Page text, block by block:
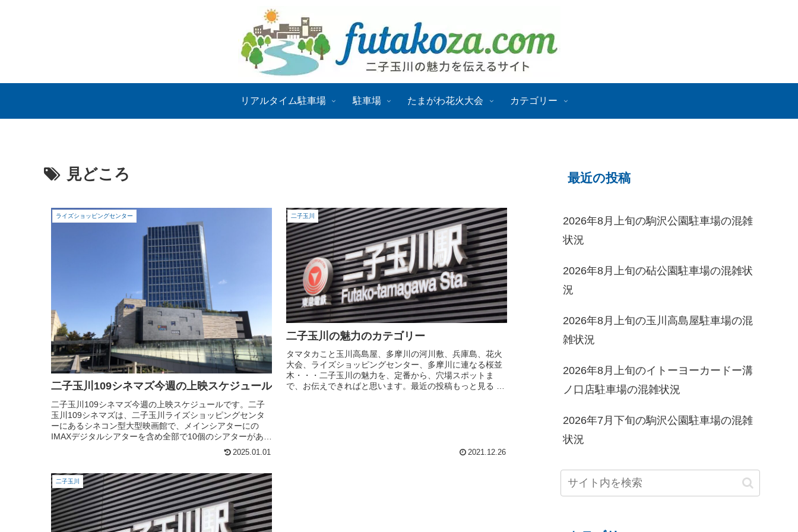
リアルタイム駐車場 駐車場 たまがわ花火大会 カテゴリー
見どころ
ライズショッピングセンター
二子玉川109シネマズ今週の上映スケジュール
二子玉川109シネマズ今週の上映スケジュールです。二子
玉川109シネマズは、二子玉川ライズショッピングセンタ
ーにあるシネコン型大型映画館で、メインシアターにの
IMAXデジタルシアターを含め全部で10個のシアターがあり
2025.01.01
二子玉川
二子玉川の魅力のカテゴリー
タマタカこと玉川高島屋、多摩川の河川敷、兵庫島、花火
大会、ライズショッピングセンター、多摩川に連なる桜並
木・・・二子玉川の魅力を、定番から、穴場スポットま
で、お伝えできればと思います。最近の投稿もっと見る 二
2021.12.26
二子玉川
最近の投稿
2026年8月上旬の駒沢公園駐車場の混雑
状況
2026年8月上旬の砧公園駐車場の混雑状
況
2026年8月上旬の玉川高島屋駐車場の混
雑状況
2026年8月上旬のイトーヨーカードー溝
ノ口店駐車場の混雑状況
2026年7月下旬の駒沢公園駐車場の混雑
状況